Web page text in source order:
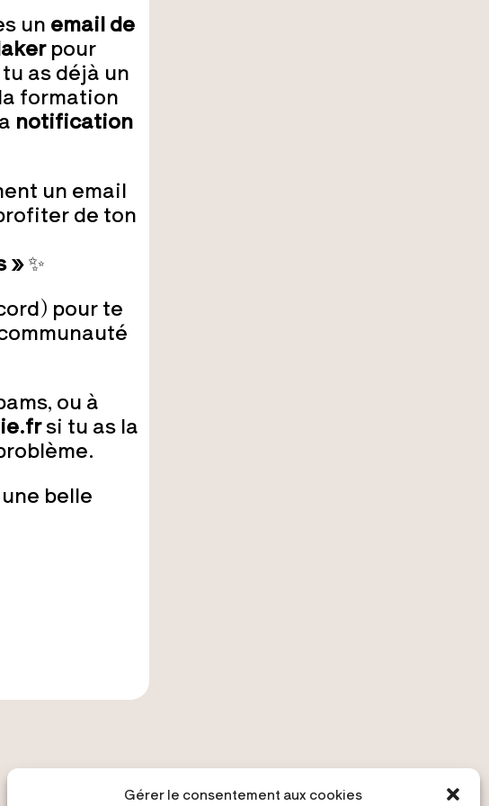
Gérer le consentement aux cookies
un email de
pour
as déjà un
formation
notification
un email
de ton
»✨
pour te
ou à
si tu as la
belle